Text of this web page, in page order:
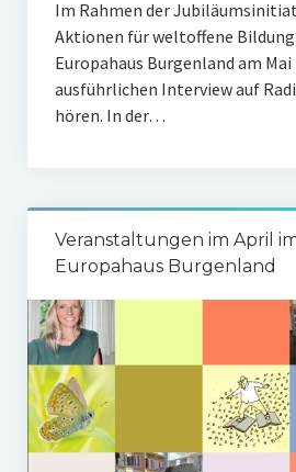
Nachlese Veranstaltungen
Bildungsmaterialien
Ausstellungen-Verleih
Film-Streaming
Wald der Friedenskosmopolit:innen
Akademie Pannonien
Über uns
Mitglied werden
Partner
Im Rahmen der
Aktionen für weltoffene
Europahaus Burgenland am
ausführlichen Interview auf
hören. In der…
Veranstaltungen im April
Europahaus Burgenland